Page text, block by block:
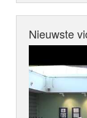
Nieuwste